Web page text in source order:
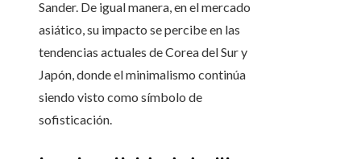
Sander. De igual manera, en el mercado
asiático, su impacto se percibe en las
tendencias actuales de Corea del Sur y
Japón, donde el minimalismo continúa
siendo visto como símbolo de
sofisticación.